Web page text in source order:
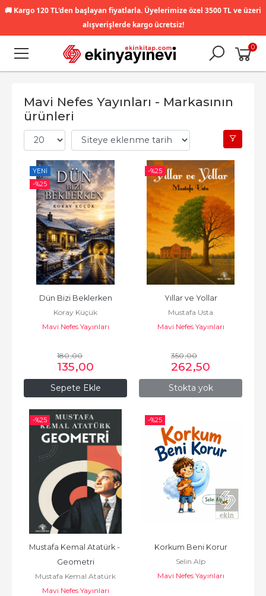
🚚 Kargo 120 TL'den başlayan fiyatlarla. Üyelerimize özel 3500 TL ve üzeri
alışverişlerde kargo ücretsiz!
0
Mavi Nefes Yayınları - Markasının
ürünleri
YENI
-%25
Sepete Ekle
Dün Bizi Beklerken
Koray Küçük
Mavi Nefes Yayınları
180,00
135,00
-%25
Stokta yok
Yıllar ve Yollar
Mustafa Usta
Mavi Nefes Yayınları
350,00
262,50
-%25
Mustafa Kemal Atatürk -
Geometri
Mustafa Kemal Atatürk
Mavi Nefes Yayınları
-%25
Korkum Beni Korur
Selin Alp
Mavi Nefes Yayınları